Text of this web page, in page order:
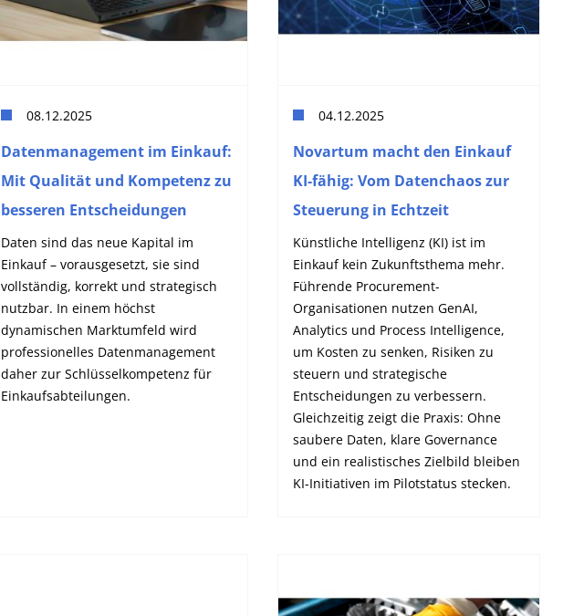
08.12.2025
Datenmanagement im Einkauf:
Mit Qualität und Kompetenz zu
besseren Entscheidungen
Daten sind das neue Kapital im
Einkauf – vorausgesetzt, sie sind
vollständig, korrekt und strategisch
nutzbar. In einem höchst
dynamischen Marktumfeld wird
professionelles Datenmanagement
daher zur Schlüsselkompetenz für
Einkaufsabteilungen.
04.12.2025
Novartum macht den Einkauf
KI-fähig: Vom Datenchaos zur
Steuerung in Echtzeit
Künstliche Intelligenz (KI) ist im
Einkauf kein Zukunftsthema mehr.
Führende Procurement-
Organisationen nutzen GenAI,
Analytics und Process Intelligence,
um Kosten zu senken, Risiken zu
steuern und strategische
Entscheidungen zu verbessern.
Gleichzeitig zeigt die Praxis: Ohne
saubere Daten, klare Governance
und ein realistisches Zielbild bleiben
KI-Initiativen im Pilotstatus stecken.